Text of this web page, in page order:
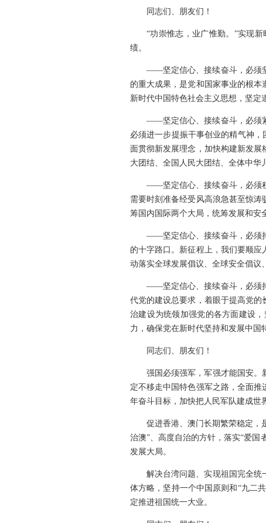
同志们、朋友们！
“功崇惟志，业广惟勤。”实现
绩。
——坚定信心、接续奋斗，必须
的重大成果，是党和国家事业的根
新时代中国特色社会主义思想，坚定
——坚定信心、接续奋斗，必须
必须进一步提振干事创业的精气神
面贯彻新发展理念，加快构建新发
大团结、全国人民大团结、全体中华
——坚定信心、接续奋斗，必须
需要时刻准备经受风高浪急甚至惊
筹国内国际两个大局，统筹发展和安
——坚定信心、接续奋斗，必须
的十字路口。新征程上，我们要顺
动落实全球发展倡议、全球安全倡议
——坚定信心、接续奋斗，必须
代党的建设总要求，着眼于提高党
治建设为统领加强党的各方面建设
力，确保党在新时代坚持和发展中国
同志们、朋友们！
强国必须强军，军强才能国安。
定不移走中国特色强军之路，全面
年奋斗目标，加快把人民军队建成世
促进香港、澳门长期繁荣稳定，
治澳”、高度自治的方针，落实“爱国
发展大局。
解决台湾问题、实现祖国完全统
体方略，坚持一个中国原则和“九二
定推进祖国统一大业。